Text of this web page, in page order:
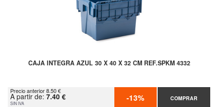
CAJA INTEGRA AZUL 30 X 40 X 32 CM REF.SPKM 4332
Precio anterior 8.50 €
A partir de: 7.40 €
SIN IVA -13% COMPRAR